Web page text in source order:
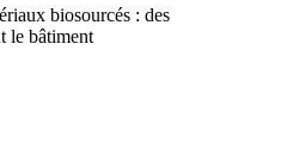
biosourcés : des
le bâtiment